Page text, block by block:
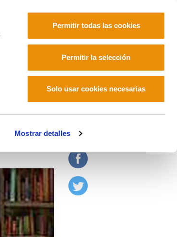
Mostrar detalles
Permitir todas las cookies
Permitir la selección
Solo usar cookies necesarias